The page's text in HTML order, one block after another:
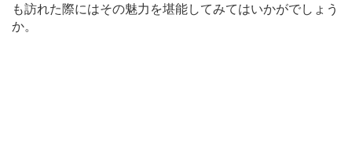
も訪れた際にはその魅力を堪能してみてはいかがでしょう
か。